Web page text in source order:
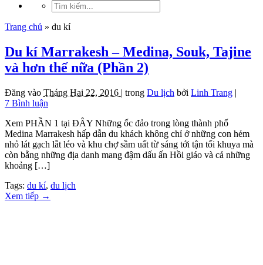
Trang chủ » du kí
Du kí Marrakesh – Medina, Souk, Tajine
và hơn thế nữa (Phần 2)
Đăng vào Tháng Hai 22, 2016 | trong Du lịch bởi Linh Trang |
7 Bình luận
Xem PHẦN 1 tại ĐÂY Những ốc đảo trong lòng thành phố
Medina Marrakesh hấp dẫn du khách không chỉ ở những con hẻm
nhỏ lát gạch lắt léo và khu chợ sầm uất từ sáng tới tận tối khuya mà
còn bằng những địa danh mang đậm dấu ấn Hồi giáo và cả những
khoảng […]
Tags: du kí, du lịch
Xem tiếp →